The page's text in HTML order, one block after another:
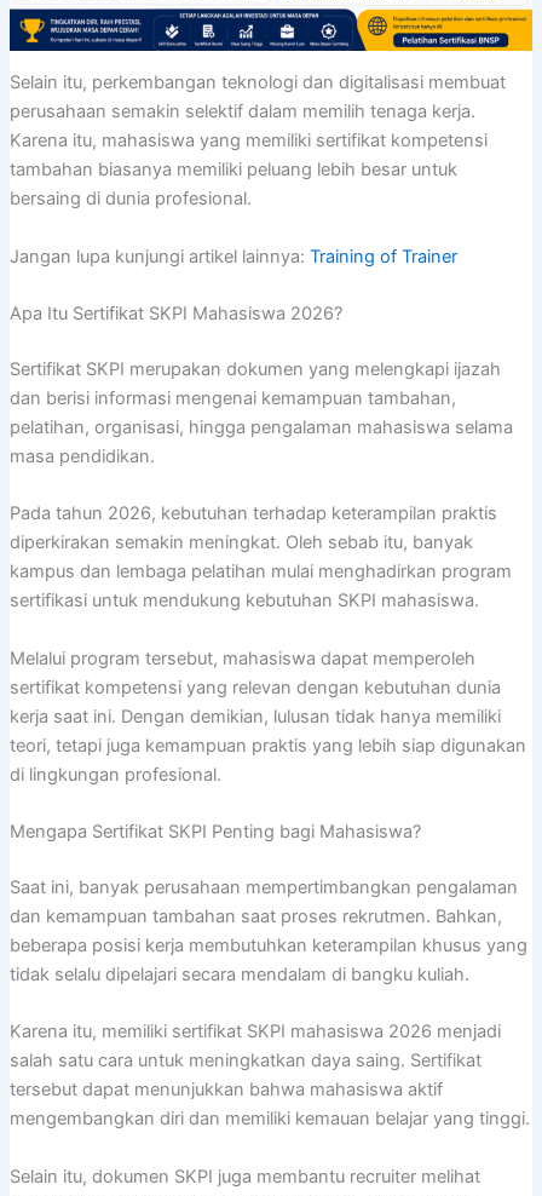
Selain itu, perkembangan teknologi dan digitalisasi membuat
perusahaan semakin selektif dalam memilih tenaga kerja.
Karena itu, mahasiswa yang memiliki sertifikat kompetensi
tambahan biasanya memiliki peluang lebih besar untuk
bersaing di dunia profesional.
Jangan lupa kunjungi artikel lainnya: Training of Trainer
Apa Itu Sertifikat SKPI Mahasiswa 2026?
Sertifikat SKPI merupakan dokumen yang melengkapi ijazah
dan berisi informasi mengenai kemampuan tambahan,
pelatihan, organisasi, hingga pengalaman mahasiswa selama
masa pendidikan.
Pada tahun 2026, kebutuhan terhadap keterampilan praktis
diperkirakan semakin meningkat. Oleh sebab itu, banyak
kampus dan lembaga pelatihan mulai menghadirkan program
sertifikasi untuk mendukung kebutuhan SKPI mahasiswa.
Melalui program tersebut, mahasiswa dapat memperoleh
sertifikat kompetensi yang relevan dengan kebutuhan dunia
kerja saat ini. Dengan demikian, lulusan tidak hanya memiliki
teori, tetapi juga kemampuan praktis yang lebih siap digunakan
di lingkungan profesional.
Mengapa Sertifikat SKPI Penting bagi Mahasiswa?
Saat ini, banyak perusahaan mempertimbangkan pengalaman
dan kemampuan tambahan saat proses rekrutmen. Bahkan,
beberapa posisi kerja membutuhkan keterampilan khusus yang
tidak selalu dipelajari secara mendalam di bangku kuliah.
Karena itu, memiliki sertifikat SKPI mahasiswa 2026 menjadi
salah satu cara untuk meningkatkan daya saing. Sertifikat
tersebut dapat menunjukkan bahwa mahasiswa aktif
mengembangkan diri dan memiliki kemauan belajar yang tinggi.
Selain itu, dokumen SKPI juga membantu recruiter melihat